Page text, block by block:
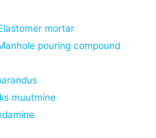
mortar
pouring compound
muutmine